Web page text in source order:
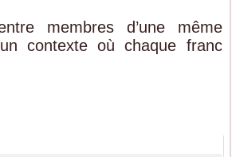
membres d’une même
contexte où chaque franc